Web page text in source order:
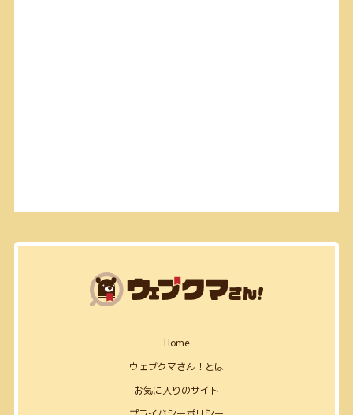
Home
ウェブクマさん！とは
お気に入りのサイト